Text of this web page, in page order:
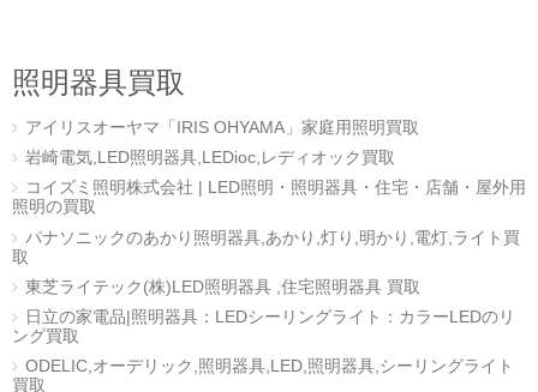
照明器具買取
アイリスオーヤマ「IRIS OHYAMA」家庭用照明買取
岩崎電気,LED照明器具,LEDioc,レディオック買取
コイズミ照明株式会社 | LED照明・照明器具・住宅・店舗・屋外用
照明の買取
パナソニックのあかり照明器具,あかり,灯り,明かり,電灯,ライト買
取
東芝ライテック(株)LED照明器具 ,住宅照明器具 買取
日立の家電品|照明器具：LEDシーリングライト：カラーLEDのリ
ング買取
ODELIC,オーデリック,照明器具,LED,照明器具,シーリングライト
買取